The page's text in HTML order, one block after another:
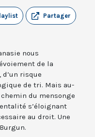
Partager
nous
de la
risque
de tri. Mais au-
du mensonge
s’éloignant
au droit. Une